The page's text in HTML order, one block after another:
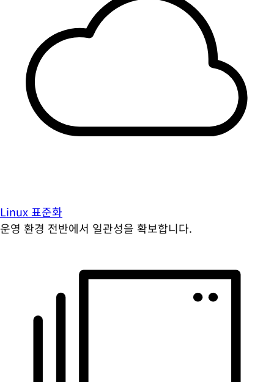
Linux 표준화
운영 환경 전반에서 일관성을 확보합니다.